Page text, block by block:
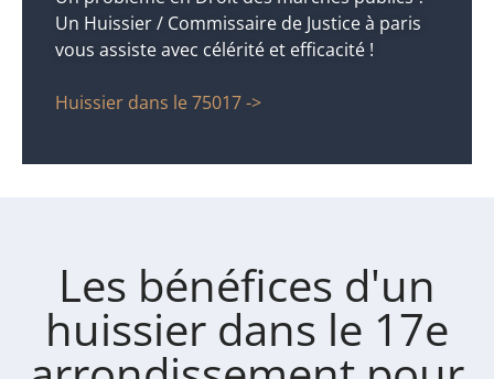
Un Huissier / Commissaire de Justice à paris
vous assiste avec célérité et efficacité !
Huissier dans le 75017 ->
Les bénéfices d'un
huissier dans le 17e